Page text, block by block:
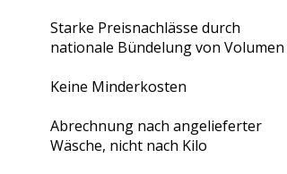
Starke Preisnachlässe durch
nationale Bündelung von Volumen
Keine Minderkosten
Abrechnung nach angelieferter
Wäsche, nicht nach Kilo